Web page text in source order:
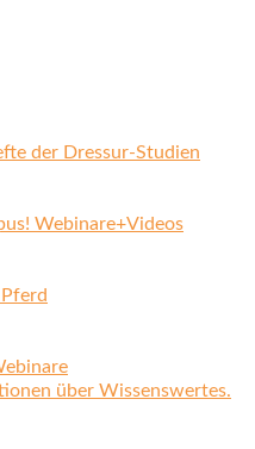
der Dressur-Studien
Webinare+Videos
über Wissenswertes.